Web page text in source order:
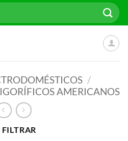
/
AMERICANOS
FILTRAR